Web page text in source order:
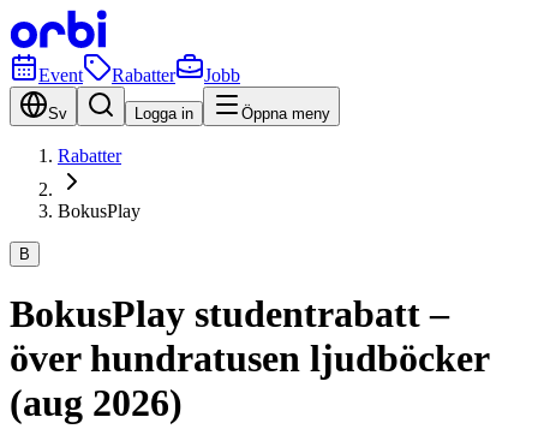
Event Rabatter Jobb
Sv Logga in Öppna meny
Rabatter
BokusPlay
B
BokusPlay studentrabatt –
över hundratusen ljudböcker
(aug 2026)